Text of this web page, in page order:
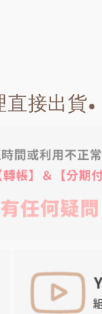
直接出貨●